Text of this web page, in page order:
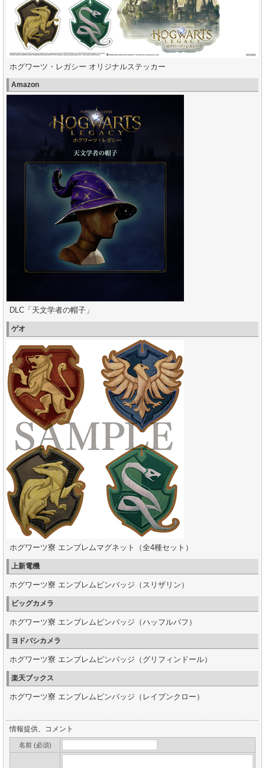
ホグワーツ・レガシー オリジナルステッカー
Amazon
DLC「天文学者の帽子」
ゲオ
ホグワーツ寮 エンブレムマグネット（全4種セット）
上新電機
ホグワーツ寮 エンブレムピンバッジ（スリザリン）
ビッグカメラ
ホグワーツ寮 エンブレムピンバッジ（ハッフルパフ）
ヨドバシカメラ
ホグワーツ寮 エンブレムピンバッジ（グリフィンドール）
楽天ブックス
ホグワーツ寮 エンブレムピンバッジ（レイブンクロー）
情報提供、コメント
名前 (必須)